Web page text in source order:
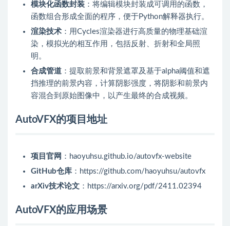
模块化函数封装 ：将编辑模块封装成可调用的函数，
函数组合形成全面的程序，便于Python解释器执行。
渲染技术 ：用Cycles渲染器进行高质量的物理基础渲
染，模拟光的相互作用，包括反射、折射和全局照
明。
合成管道 ：提取前景和背景遮罩及基于alpha阈值和遮
挡推理的前景内容，计算阴影强度，将阴影和前景内
容混合到原始图像中，以产生最终的合成视频。
AutoVFX的项目地址
项目官网 ：haoyuhsu.github.io/autovfx-website
GitHub仓库 ：https://github.com/haoyuhsu/autovfx
arXiv技术论文 ：https://arxiv.org/pdf/2411.02394
AutoVFX的应用场景